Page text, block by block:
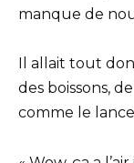
manque de
Il allait tout
des boissons,
comme le